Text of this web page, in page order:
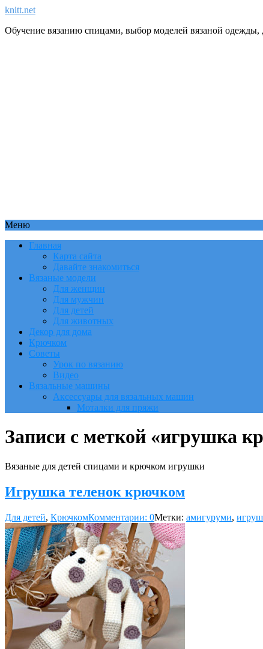
knitt.net
Обучение вязанию спицами, выбор моделей вязаной одежды,
Меню
Главная
Карта сайта
Давайте знакомиться
Вязаные модели
Для женщин
Для мужчин
Для детей
Для животных
Декор для дома
Крючком
Советы
Урок по вязанию
Видео
Вязальные машины
Аксессуары для вязальных машин
Моталки для пряжи
Записи с меткой «игрушка
Вязаные для детей спицами и крючком игрушки
Игрушка теленок крючком
Для детей, КрючкомКомментарии: 0Метки: амигуруми,